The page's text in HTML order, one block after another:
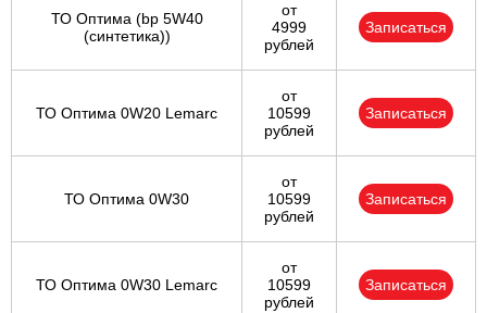
ТО Оптима (bp 5W40
(синтетика))
от
4999
рублей
Записаться
ТО Оптима 0W20 Lemarc
от
10599
рублей
Записаться
ТО Оптима 0W30
от
10599
рублей
Записаться
ТО Оптима 0W30 Lemarc
от
10599
рублей
Записаться